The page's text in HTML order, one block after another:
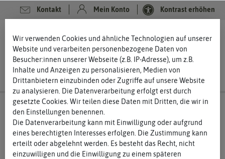
Kontakt Mein Konto Kontrast erhöhen
Wir verwenden Cookies und ähnliche Technologien auf unserer
Website und verarbeiten personenbezogene Daten von
Besucher:innen unserer Webseite (z.B. IP-Adresse), um z.B.
Inhalte und Anzeigen zu personalisieren, Medien von
Drittanbietern einzubinden oder Zugriffe auf unsere Website
zu analysieren. Die Datenverarbeitung erfolgt erst durch
gesetzte Cookies. Wir teilen diese Daten mit Dritten, die wir in
den Einstellungen benennen.
Die Datenverarbeitung kann mit Einwilligung oder aufgrund
eines berechtigten Interesses erfolgen. Die Zustimmung kann
erteilt oder abgelehnt werden. Es besteht das Recht, nicht
einzuwilligen und die Einwilligung zu einem späteren